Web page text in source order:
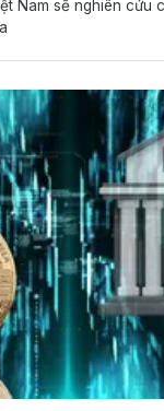
Nam sẽ nghiên cứu